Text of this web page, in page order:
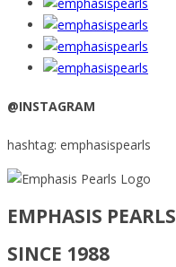
@INSTAGRAM
hashtag: emphasispearls
EMPHASIS PEARLS
SINCE 1988